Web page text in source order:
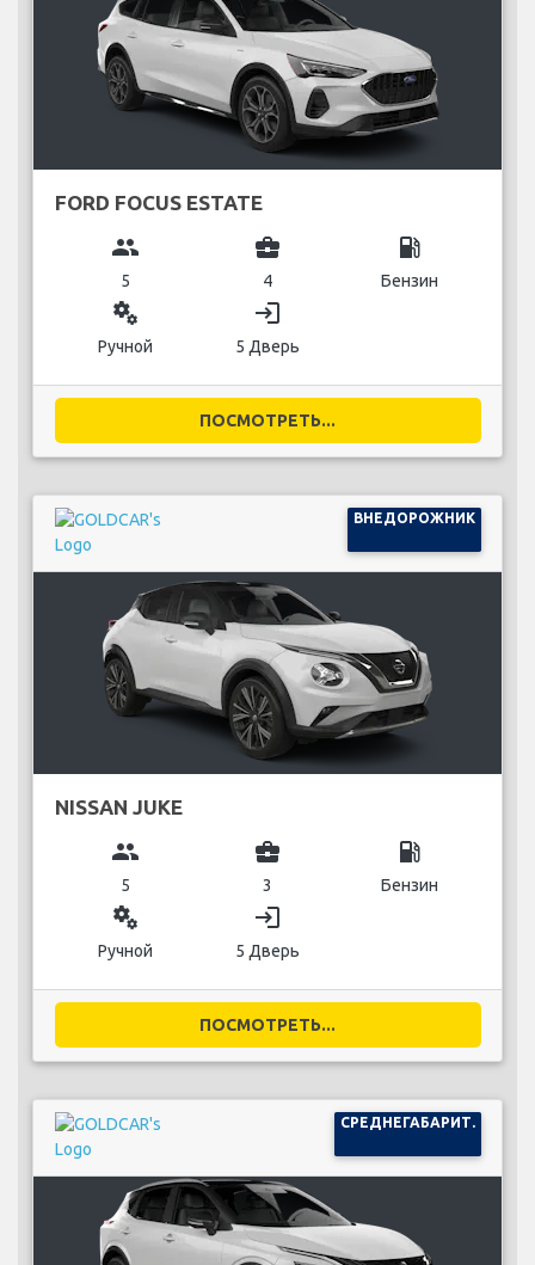
FORD FOCUS ESTATE
group
5
business_center
4
local_gas_station
Бензин
miscellaneous_services
Ручной
login
5 Дверь
ПОСМОТРЕТЬ...
ВНЕДОРОЖНИК
NISSAN JUKE
group
5
business_center
3
local_gas_station
Бензин
miscellaneous_services
Ручной
login
5 Дверь
ПОСМОТРЕТЬ...
СРЕДНЕГАБАРИТ.